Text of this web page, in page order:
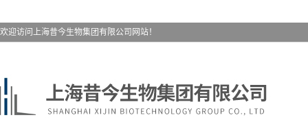
欢迎访问上海昔今生物集团有限公司网站！